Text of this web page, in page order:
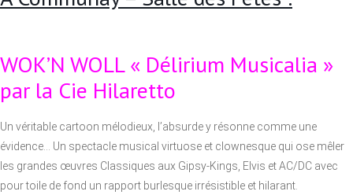
WOK’N WOLL « Délirium Musicalia »
par la Cie Hilaretto
Un véritable cartoon mélodieux, l’absurde y résonne comme une
évidence… Un spectacle musical virtuose et clownesque qui ose mêler
les grandes œuvres Classiques aux Gipsy-Kings, Elvis et AC/DC avec
pour toile de fond un rapport burlesque irrésistible et hilarant.